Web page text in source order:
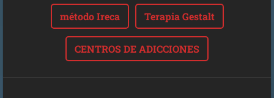
método Ireca Terapia Gestalt
CENTROS DE ADICCIONES